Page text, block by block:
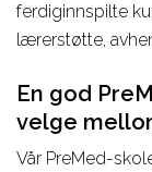
ferdiginnspilte
lærerstøtte,
En god
velge
Vår PreMed-